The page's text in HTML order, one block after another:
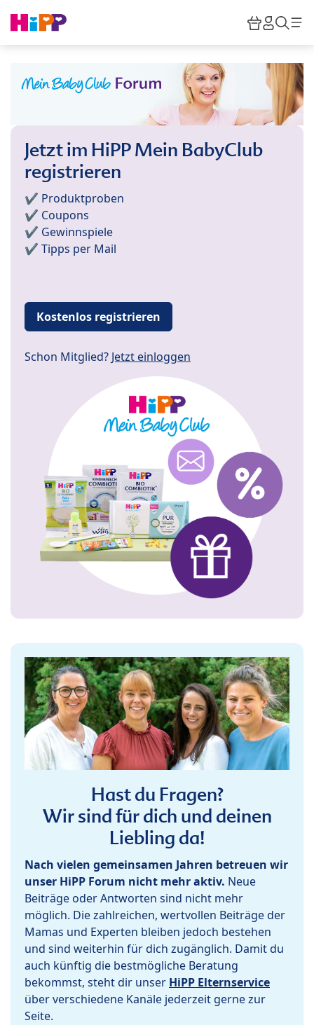
HiPP
Jetzt im HiPP Mein BabyClub
registrieren
✔️ Produktproben
✔️ Coupons
✔️ Gewinnspiele
✔️ Tipps per Mail
Kostenlos registrieren
Schon Mitglied? Jetzt einloggen
Hast du Fragen?
Wir sind für dich und deinen
Liebling da!
Nach vielen gemeinsamen Jahren betreuen wir
unser HiPP Forum nicht mehr aktiv. Neue
Beiträge oder Antworten sind nicht mehr
möglich. Die zahlreichen, wertvollen Beiträge der
Mamas und Experten bleiben jedoch bestehen
und sind weiterhin für dich zugänglich. Damit du
auch künftig die bestmögliche Beratung
bekommst, steht dir unser HiPP Elternservice
über verschiedene Kanäle jederzeit gerne zur
Seite.